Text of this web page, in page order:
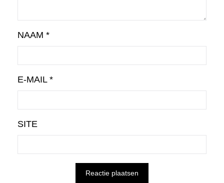
NAAM *
E-MAIL *
SITE